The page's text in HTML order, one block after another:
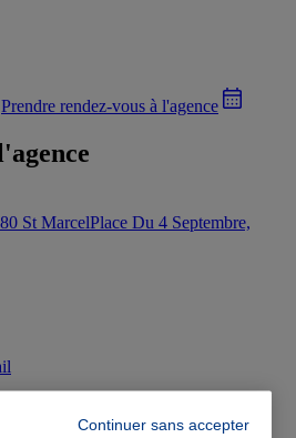
Prendre rendez-vous à l'agence
St MarcelPlace Du 4 Septembre,
Continuer sans accepter